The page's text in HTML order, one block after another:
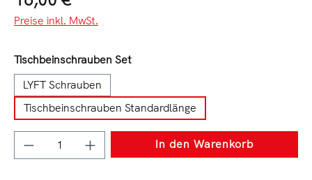
Preise inkl. MwSt.
Tischbeinschrauben Setauswählen
LYFT Schrauben
Tischbeinschrauben Standardlänge
Produkt Anzahl: Gib den gewünschten
In den Warenkorb